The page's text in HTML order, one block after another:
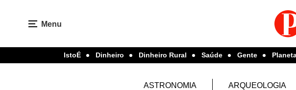
Menu
IstoÉ Dinheiro Dinheiro Rural Saúde Gente
ASTRONOMIA ARQUEOLOGIA